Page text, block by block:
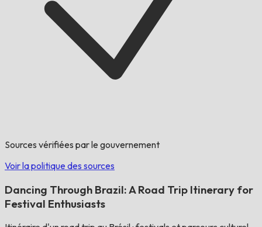
Sources vérifiées par le gouvernement
Voir la politique des sources
Dancing Through Brazil: A Road Trip Itinerary for
Festival Enthusiasts